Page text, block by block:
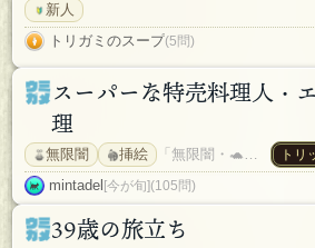
新人
トリガミのスープ(5問)
スーパーな特売料理人・
理
無限闇 挿絵 「無限闇・🐢進行です。７月２６日22時以降のどこかで終了します。🎉２名(🔫１名)」 トリ
mintadel [今が旬](105問)
39歳の旅立ち